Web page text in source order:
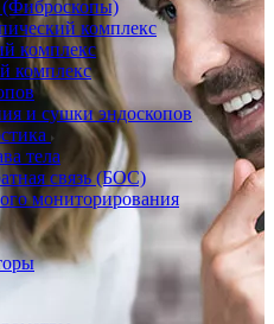
(Фиброcкопы)
комплекс
комплекс
комплекс
и сушки эндоскопов
тела
связь (БОС)
мониторирования